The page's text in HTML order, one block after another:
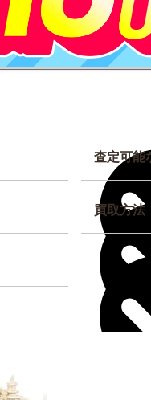
査定可能
買取方法